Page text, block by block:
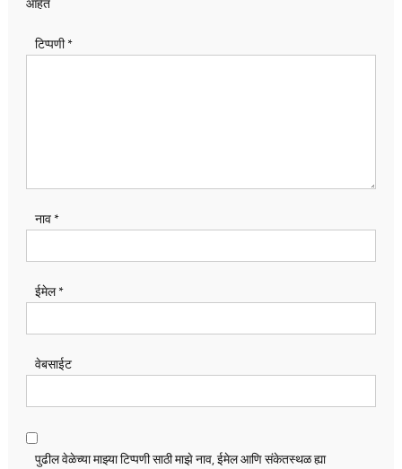
टिप्पणी*
नाव*
ईमेल*
वेबसाईट
पुढील वेळेच्या माझ्या टिप्पणी साठी माझे नाव, ईमेल आणि संकेतस्थळ ह्या